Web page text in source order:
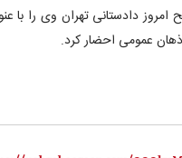
دادستانی تهران وی را با
عمومی احضار کرد.